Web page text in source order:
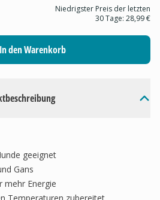
geeignet
Gans
mehr Energie
Niedrigster Preis der letzten
30 Tage: 28,99 €
In den Warenkorb